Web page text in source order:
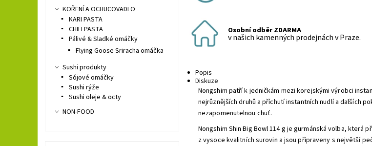
Osobní odběr ZDARMA
v našich kamenných prodejnách v Praze.
Popis
Diskuze
Nongshim patří k jedničkám mezi korejskými výrobci
nejrůznějších druhů a příchutí instantních nudlí a dalších
nezapomenutelnou chuť.
Nongshim Shin Big Bowl 114 g je gurmánská volba,
z vysoce kvalitních surovin a jsou připraveny s největší
KOŘENÍ A OCHUCOVADLO
KARI PASTA
CHILI PASTA
Pálivé & Sladké omáčky
Flying Goose Sriracha omáčka
Sushi produkty
Sójové omáčky
Sushi rýže
Sushi oleje & octy
NON-FOOD